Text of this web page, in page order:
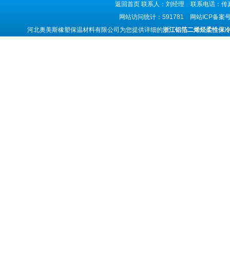
返回首页 联系人：刘经理 联系电话：
网站访问统计：591781 网站ICP备案
河北奥美斯橡塑保温材料有限公司为您提供详细的浙江铝箔二烯烃柔性保